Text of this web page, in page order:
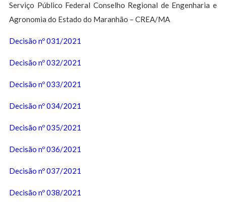
Serviço Público Federal Conselho Regional de Engenharia e
Agronomia do Estado do Maranhão – CREA/MA
Decisão nº 031/2021
Decisão nº 032/2021
Decisão nº 033/2021
Decisão nº 034/2021
Decisão nº 035/2021
Decisão nº 036/2021
Decisão nº 037/2021
Decisão nº 038/2021